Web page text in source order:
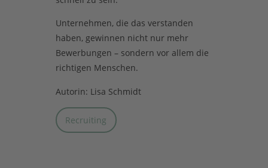
Unternehmen, die das verstanden
haben, gewinnen nicht nur mehr
Bewerbungen – sondern vor allem die
richtigen Menschen.
Autorin: Lisa Schmidt
Recruiting